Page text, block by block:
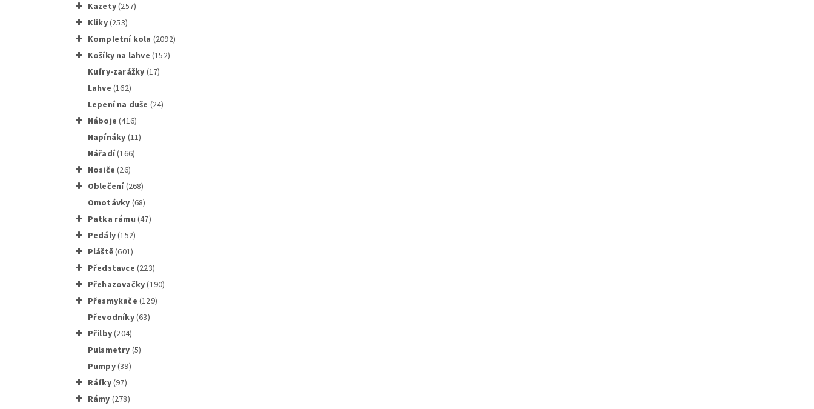
kazety(257)
kliky(253)
Kompletní kola (2092)
košíky na lahve(152)
kufry-zarážky (17)
lahve(162)
lepení na duše (24)
náboje(416)
napínáky (11)
nářadí(166)
nosiče(26)
oblečení(268)
omotávky (68)
patka rámu(47)
pedály(152)
pláště(601)
představce(223)
přehazovačky(190)
přesmykače(129)
převodníky(63)
přilby(204)
pulsmetry (5)
pumpy(39)
ráfky(97)
rámy (278)